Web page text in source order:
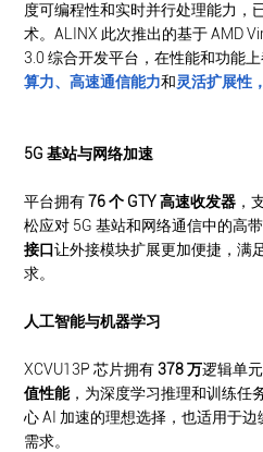
度可编程性和实时并行处理能力，
术。ALINX 此次推出的基于 AMD
3.0 综合开发平台，在性能和功能
算力、高速通信能力和灵活扩展性
5G 基站与网络加速
平台拥有76 个 GTY 高速收发器 ，
松应对 5G 基站和网络通信中的高
接口让外接模块扩展更加便捷，满
求。
人工智能与机器学习
XCVU13P 芯片拥有378 万逻辑单
值性能，为深度学习推理和训练任
心 AI 加速的理想选择，也适用于
需求。